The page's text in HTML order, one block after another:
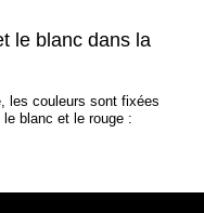
le blanc dans la
les couleurs sont fixées
blanc et le rouge :